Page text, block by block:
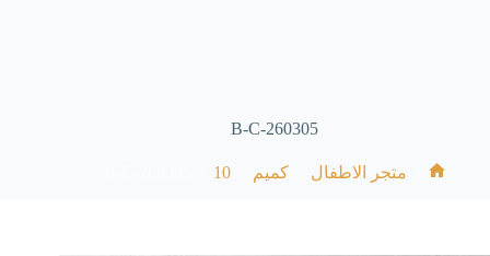
B-C-260305
متجر الاطفال كميم 10